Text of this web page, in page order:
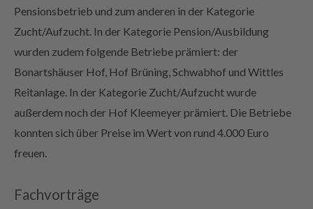
Pensionsbetrieb und zum anderen in der Kategorie
Zucht/Aufzucht. In der Kategorie Pension/Ausbildung
wurden zudem folgende Betriebe prämiert: der
Bonartshäuser Hof, Hof Brüning, Schwabhof und Wittles
Reitanlage. In der Kategorie Zucht/Aufzucht wurde
außerdem noch der Hof Kleemeyer prämiert. Die Betriebe
konnten sich über Preise im Wert von rund 4.000 Euro
freuen.
Fachvorträge